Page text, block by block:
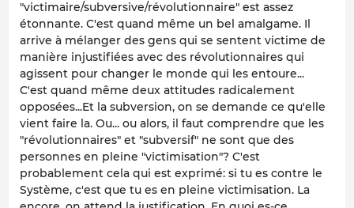
"victimaire/subversive/révolutionnaire" est assez
étonnante. C'est quand même un bel amalgame. Il
arrive à mélanger des gens qui se sentent victime de
manière injustifiées avec des révolutionnaires qui
agissent pour changer le monde qui les entoure...
C'est quand même deux attitudes radicalement
opposées...Et la subversion, on se demande ce qu'elle
vient faire la. Ou... ou alors, il faut comprendre que les
"révolutionnaires" et "subversif" ne sont que des
personnes en pleine "victimisation"? C'est
probablement cela qui est exprimé: si tu es contre le
Système, c'est que tu es en pleine victimisation. La